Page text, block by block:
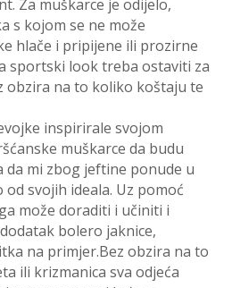
Za muškarce je odijelo,
s kojom se ne može
hlače i pripijene ili prozirne
sportski look treba ostaviti za
obzira na to koliko koštaju te
inspirirale svojom
muškarce da budu
da mi zbog jeftine ponude u
svojih ideala. Uz pomoć
može doraditi i učiniti i
bolero jaknice,
na primjer.Bez obzira na to
ili krizmanica sva odjeća